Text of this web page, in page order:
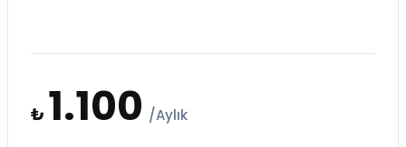
₺ 1.100 /Aylık